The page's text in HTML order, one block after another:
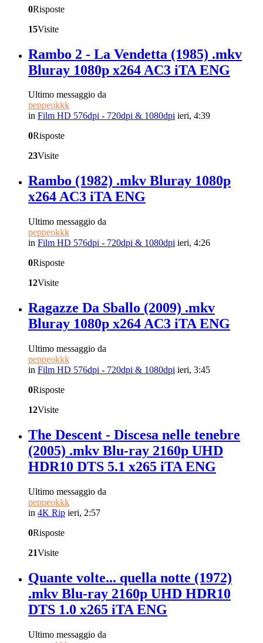
0Risposte
15Visite
Rambo 2 - La Vendetta (1985) .mkv
Bluray 1080p x264 AC3 iTA ENG
Ultimo messaggio da
peppeokkk
in Film HD 576dpi - 720dpi & 1080dpi ieri, 4:39
0Risposte
23Visite
Rambo (1982) .mkv Bluray 1080p
x264 AC3 iTA ENG
Ultimo messaggio da
peppeokkk
in Film HD 576dpi - 720dpi & 1080dpi ieri, 4:26
0Risposte
12Visite
Ragazze Da Sballo (2009) .mkv
Bluray 1080p x264 AC3 iTA ENG
Ultimo messaggio da
peppeokkk
in Film HD 576dpi - 720dpi & 1080dpi ieri, 3:45
0Risposte
12Visite
The Descent - Discesa nelle tenebre
(2005) .mkv Blu-ray 2160p UHD
HDR10 DTS 5.1 x265 iTA ENG
Ultimo messaggio da
peppeokkk
in 4K Rip ieri, 2:57
0Risposte
21Visite
Quante volte... quella notte (1972)
.mkv Blu-ray 2160p UHD HDR10
DTS 1.0 x265 iTA ENG
Ultimo messaggio da